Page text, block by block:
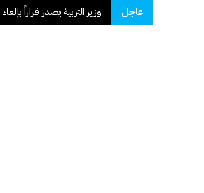
عاجلوزير التربية يصدر قراراً بإلغاء